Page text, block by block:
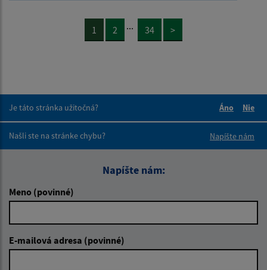
1 2 ... 34 >
Je táto stránka užitočná?
Áno
Nie
Našli ste na stránke chybu?
Napíšte nám
Napíšte nám:
Meno (povinné)
E-mailová adresa (povinné)